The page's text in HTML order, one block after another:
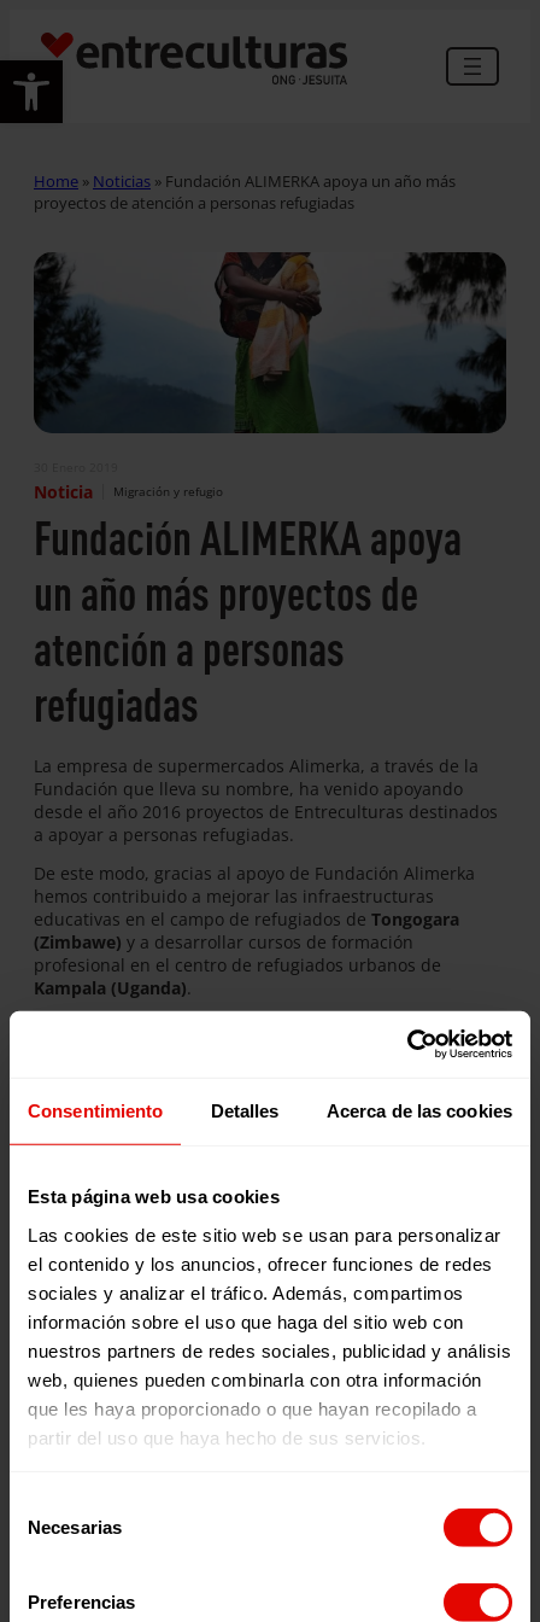
Consentimiento Detalles Acerca de las cookies
Esta página web usa cookies
Las cookies de este sitio web se usan para personalizar
el contenido y los anuncios, ofrecer funciones de redes
sociales y analizar el tráfico. Además, compartimos
información sobre el uso que haga del sitio web con
nuestros partners de redes sociales, publicidad y análisis
web, quienes pueden combinarla con otra información
que les haya proporcionado o que hayan recopilado a
partir del uso que haya hecho de sus servicios.
Necesarias
Preferencias
Abrir barra de herramientas
Home » Noticias » Fundación ALIMERKA apoya un año más
proyectos de atención a personas refugiadas
Noticia Migración y refugio
Fundación ALIMERKA apoya
un año más proyectos de
atención a personas
refugiadas
La empresa de supermercados Alimerka, a través de la
Fundación que lleva su nombre, ha venido apoyando
desde el año 2016 proyectos de Entreculturas destinados
a apoyar a personas refugiadas.
De este modo, gracias al apoyo de Fundación Alimerka
hemos contribuido a mejorar las infraestructuras
educativas en el campo de refugiados de Tongogara
(Zimbawe) y a desarrollar cursos de formación
profesional en el centro de refugiados urbanos de
Kampala (Uganda).
En 2018 la Fundación renovó su compromiso y, durante
RD Congode cara
Noticias relacionadas:
ABRIR CAMINOS: LA
HISTORIA DE MARY EN
PROTECCIÓN: CREANDO
OPORTUNIDADES PARA